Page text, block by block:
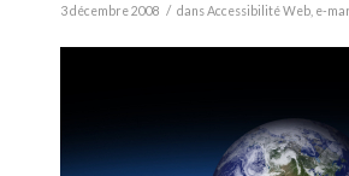
3 décembre 2008 / dansAccessibilité Web e-